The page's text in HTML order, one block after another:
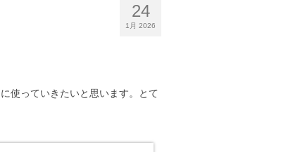
24
1月 2026
使っていきたいと思います。とて